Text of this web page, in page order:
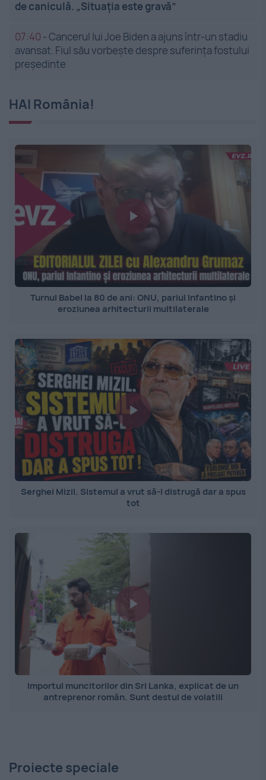
de caniculă. „Situația este gravă”
07:40 -Cancerul lui Joe Biden a ajuns într-un stadiu
avansat. Fiul său vorbește despre suferința fostului
președinte
HAI România!
Turnul Babel la 80 de ani: ONU, pariul Infantino și
eroziunea arhitecturii multilaterale
Serghei Mizil. Sistemul a vrut să-l distrugă dar a spus
tot
Importul muncitorilor din Sri Lanka, explicat de un
antreprenor român. Sunt destul de volatili
Proiecte speciale